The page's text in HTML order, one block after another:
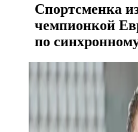
Спортсменка
чемпионкой
по